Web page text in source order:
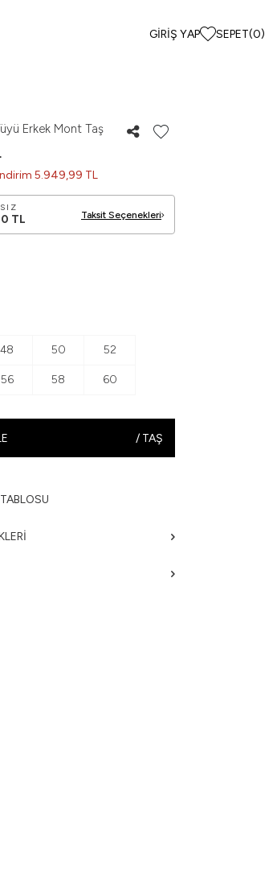
GIRIŞ YAP SEPET(0)
Erkek Mont Taş
5.949,99 TL
TL Taksit Seçenekleri
48 50 52
56 58 60
/ TAŞ